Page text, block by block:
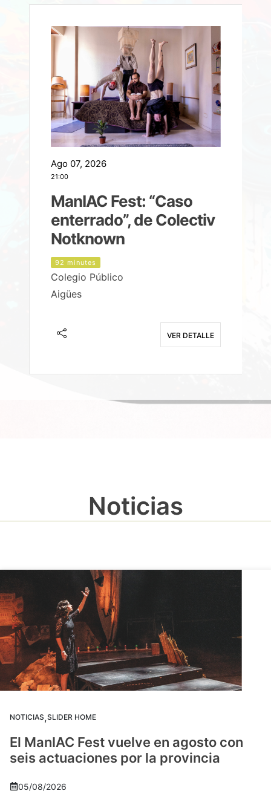
Ago 07, 2026
21:00
ManIAC Fest: “Caso
enterrado”, de Colectiv
Notknown
92 minutes
Colegio Público
Aigües
VER DETALLE
Noticias
NOTICIAS,SLIDER HOME
El ManIAC Fest vuelve en agosto con
seis actuaciones por la provincia
05/08/2026